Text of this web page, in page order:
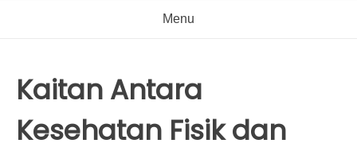
Menu
Kaitan Antara
Kesehatan Fisik dan